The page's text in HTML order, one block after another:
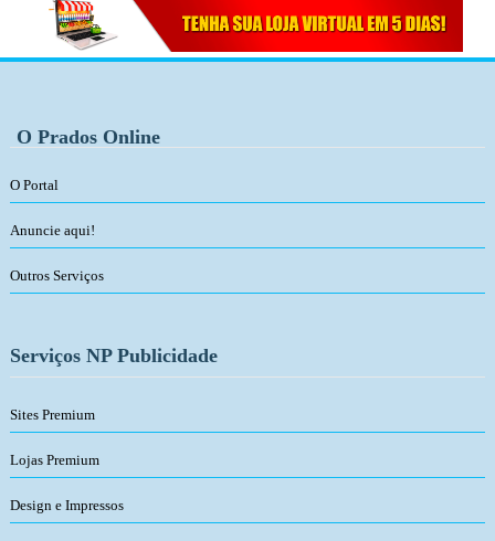
O Prados Online
O Portal
Anuncie aqui!
Outros Serviços
Serviços NP Publicidade
Sites Premium
Lojas Premium
Design e Impressos